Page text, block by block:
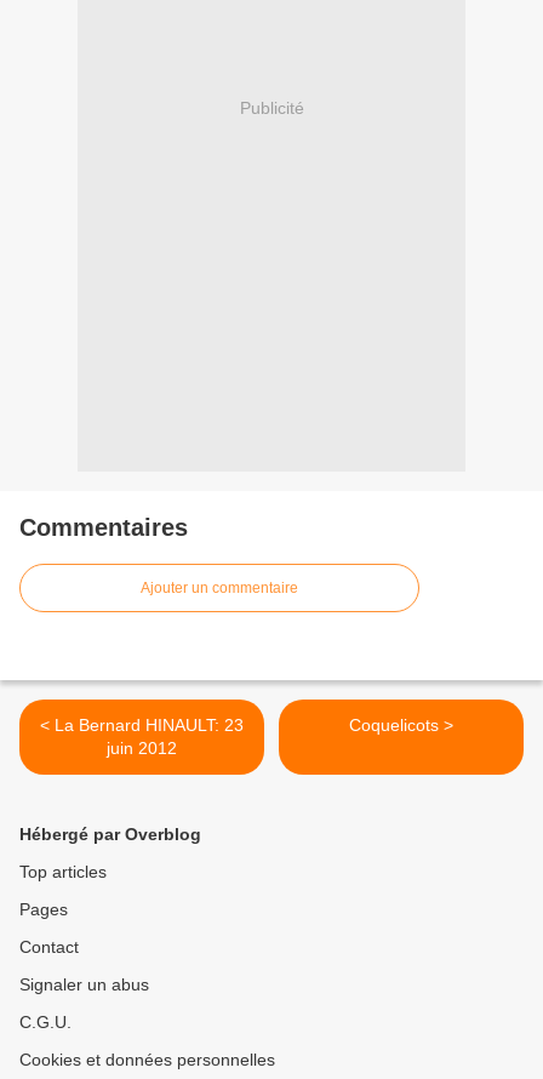
Publicité
Commentaires
Ajouter un commentaire
< La Bernard HINAULT: 23
juin 2012
Coquelicots >
Hébergé par Overblog
Top articles
Pages
Contact
Signaler un abus
C.G.U.
Cookies et données personnelles